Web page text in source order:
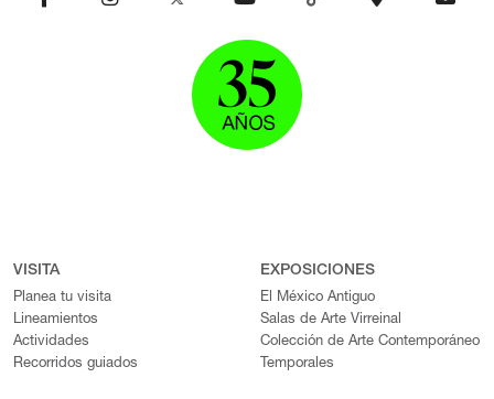
VISITA
Planea tu visita
Lineamientos
Actividades
Recorridos guiados
EXPOSICIONES
El México Antiguo
Salas de Arte Virreinal
Colección de Arte Contemporáneo
Temporales